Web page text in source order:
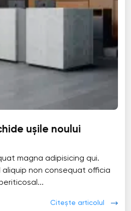
ușile noului
magna adipisicing qui.
non consequat officia
Citește articolul